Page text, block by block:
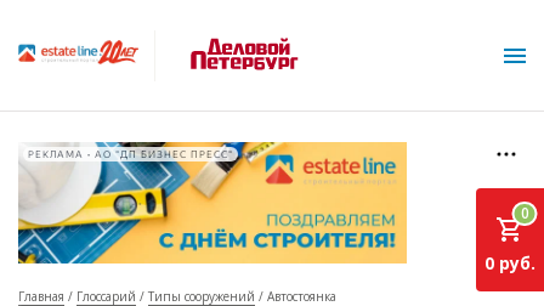
РЕКЛАМА • АО "ДП БИЗНЕС ПРЕСС"
Главная Глоссарий Типы сооружений Автостоянка
0
0 руб.